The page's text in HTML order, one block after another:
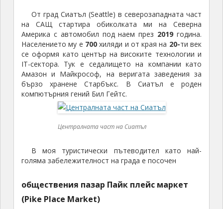
От град Сиатъл (Seattle) в северозападната част
на САЩ стартира обиколката ми на Северна
Америка с автомобил под наем през 2019година.
Населението му е 700хиляди и от края на 20-ти век
се оформя като център на високите технологии и
IT-сектора. Тук е седалището на компании като
Амазон и Майкрософ, на веригата заведения за
бързо хранене Старбъкс. В Сиатъл е роден
компютърния гений Бил Гейтс.
Централната част на Сиатъл
В моя туристически пътеводител като най-
голяма забележителност на града е посочен
обществения пазар Пайк плейс маркет
(Pike Place Market)